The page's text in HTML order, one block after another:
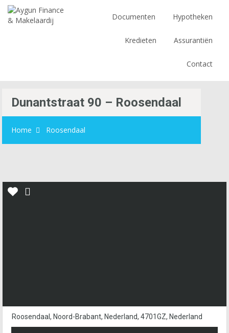
Documenten Hypotheken
Kredieten Assurantiën
Contact
Dunantstraat 90 – Roosendaal
Home Roosendaal
Roosendaal, Noord-Brabant, Nederland, 4701GZ, Nederland